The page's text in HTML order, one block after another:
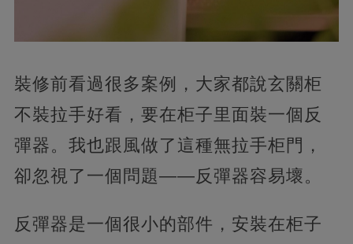
裝修前看過很多案例，大家都說玄關柜
不裝拉手好看，要在柜子里面裝一個反
彈器。我也跟風做了這種無拉手柜門，
卻忽視了一個問題——反彈器容易壞。
反彈器是一個很小的部件，安裝在柜子